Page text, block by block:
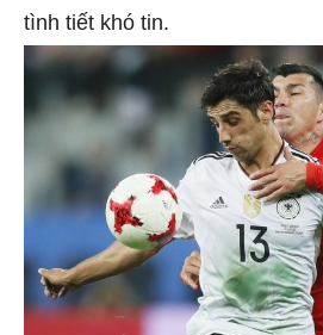
tình tiết khó tin.